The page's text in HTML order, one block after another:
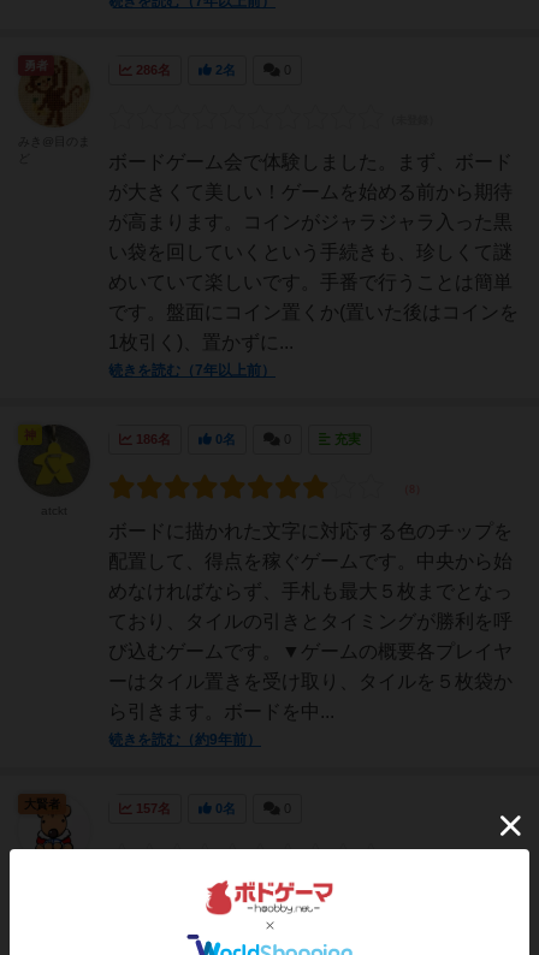
286名 2名
ボードゲーム会で体験しました。まず、ボード
が大きくて美しい！ゲームを始める前から期待
が高まります。コインがジャラジャラ入った黒
い袋を回していくという手続きも、珍しくて謎
めいていて楽しいです。手番で行うことは簡単
です。盤面にコイン置くか(置いた後はコインを
1枚引く)、置かずに...
続きを読む（7年以上前）
勇者
186名 0名 充実
ボードに描かれた文字に対応する色のチップを
配置して、得点を稼ぐゲームです。中央から始
めなければならず、手札も最大５枚までとなっ
ており、タイルの引きとタイミングが勝利を呼
び込むゲームです。▼ゲームの概要各プレイヤ
ーはタイル置きを受け取り、タイルを５枚袋か
ら引きます。ボードを中...
続きを読む（約9年前）
157名 0名
盤面に描かれた色に合わせて、手持ちのチップ
を置いていきます。数字は得点で、そこに同じ
大賢者